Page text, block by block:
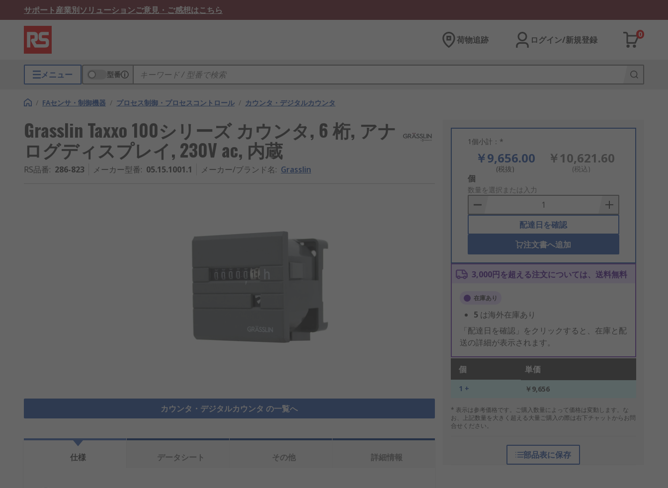
サポート産業別ソリューションご意見・ご感想はこちら
荷物追跡 ログイン/新規登録
0
メニュー 型番
/ FAセンサ・制御機器 / プロセス制御・プロセスコントロール / カウンタ・デジタルカウンタ
Grasslin Taxxo 100シリーズ カウンタ, 6 桁, アナ
ログディスプレイ, 230V ac, 内蔵
RS品番: 286-823 メーカー型番: 05.15.1001.1 メーカー/ブランド名: Grasslin
カウンタ・デジタルカウンタ の一覧へ
1個小計：*
￥9,656.00
(税抜)
￥10,621.60
(税込)
Add
to
Basket
個
数量を選択または入力
配達日を確認
注文書へ追加
3,000円を超える注文については、送料無料
在庫あり
5 は海外在庫あり
「配達日を確認」をクリックすると、在庫と配
送の詳細が表示されます。
個 単価
1 + ￥9,656
* 表示は参考価格です。ご購入数量によって価格は変動します。な
お、上記数量を大きく超える大量ご購入の際は右下チャットからお問
合せください。
部品表に保存
仕様 データシート その他 詳細情報